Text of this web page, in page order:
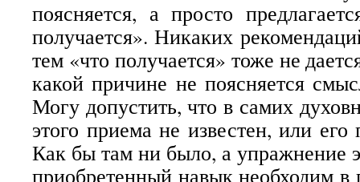
поясняется, а просто
получается». Никаких
тем «что получается» тоже не
какой причине не поясняется
Могу допустить, что в самих
этого приема не известен, или
Как бы там ни было, а упражнение
приобретенный навык необходим в